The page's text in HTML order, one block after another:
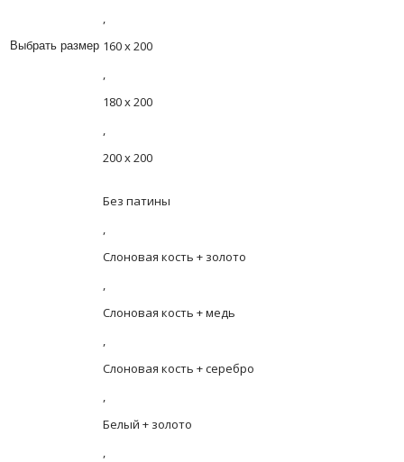
Выбрать размер
,
160 х 200
,
180 х 200
,
200 х 200
Без патины
,
Слоновая кость + золото
,
Слоновая кость + медь
,
Слоновая кость + серебро
,
Белый + золото
,